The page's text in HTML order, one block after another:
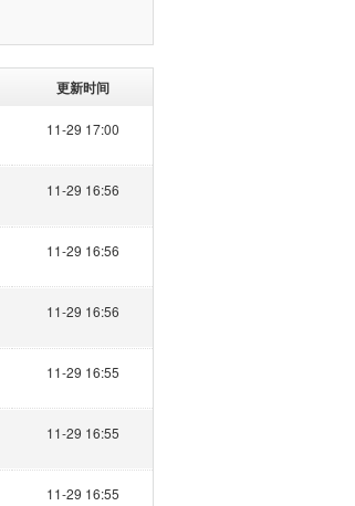
更新时间
11-29 17:00
11-29 16:56
11-29 16:56
11-29 16:56
11-29 16:55
11-29 16:55
11-29 16:55